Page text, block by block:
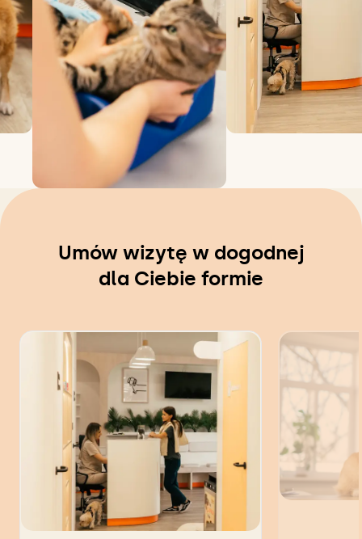
Umów wizytę w dogodnej
dla Ciebie formie